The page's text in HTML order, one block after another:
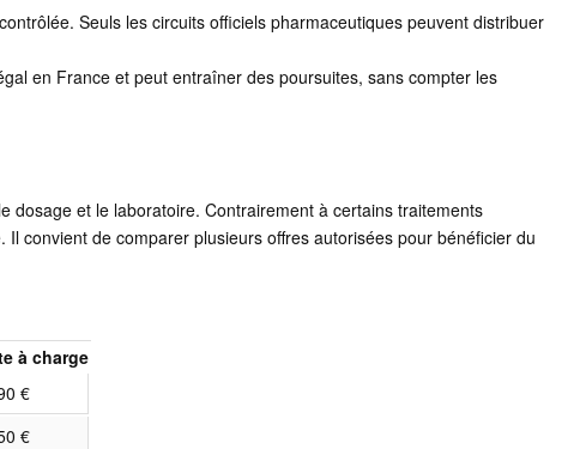
Seuls les circuits officiels pharmaceutiques peuvent distribuer
en France et peut entraîner des poursuites, sans compter les
dosage et le laboratoire. Contrairement à certains traitements
convient de comparer plusieurs offres autorisées pour bénéficier du
à charge
€
€